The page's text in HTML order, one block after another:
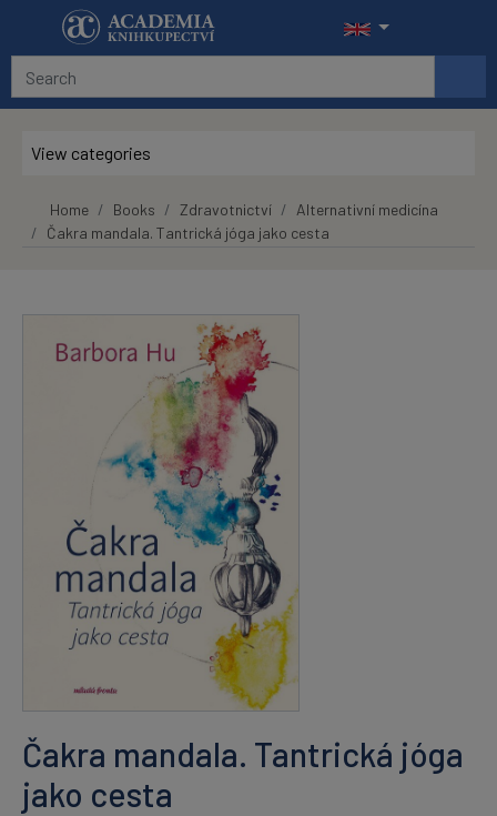
Skip to main content
View categories
Home Books Zdravotnictví
Alternativní medicína
Čakra mandala. Tantrická jóga jako cesta
Čakra mandala. Tantrická jóga
jako cesta